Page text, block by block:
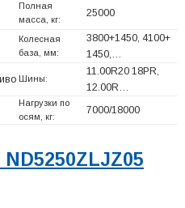
Полная
масса, кг:
25000
Колесная
база, мм:
3800+1450, 4100+
1450,…
Шины:
11.00R20 18PR,
12.00R…
Нагрузки по
осям, кг:
7000/18000